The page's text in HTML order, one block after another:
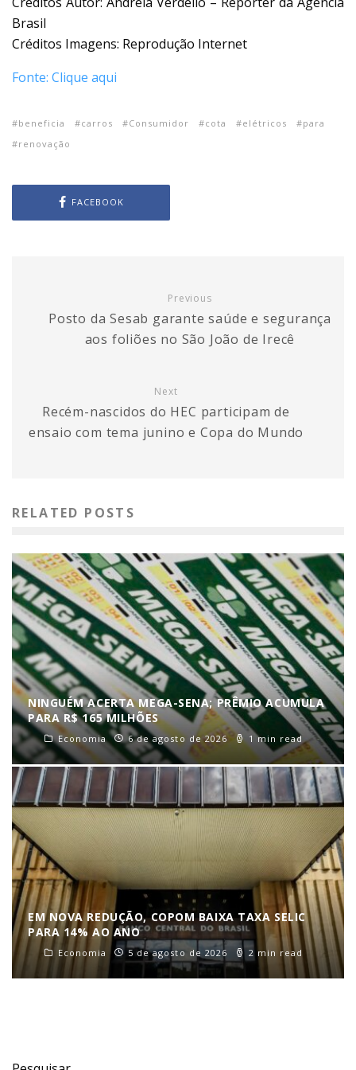
Brasil
Créditos Imagens: Reprodução Internet
Fonte: Clique aqui
beneficia carros Consumidor cota elétricos
para
renovação
FACEBOOK
Previous
Posto da Sesab garante saúde e segurança
aos foliões no São João de Irecê
Next
Recém-nascidos do HEC participam de
ensaio com tema junino e Copa do Mundo
RELATED POSTS
NINGUÉM ACERTA MEGA-SENA; PRÊMIO ACUMULA
PARA R$ 165 MILHÕES
Economia 6 de agosto de 2026 1 min read
EM NOVA REDUÇÃO, COPOM BAIXA TAXA SELIC
PARA 14% AO ANO
Economia 5 de agosto de 2026 2 min read